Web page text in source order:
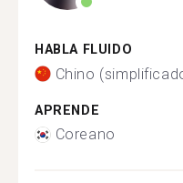
HABLA FLUIDO
Chino
APRENDE
Coreano